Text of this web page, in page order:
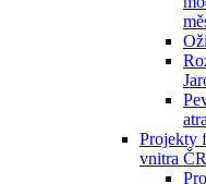
Projekty
vnitra ČR